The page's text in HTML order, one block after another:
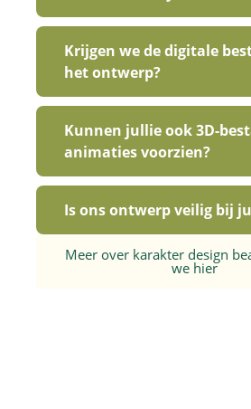
Krijgen we de digitale
het ontwerp?
Kunnen jullie ook 3D-
animaties voorzien?
Is ons ontwerp veilig bij
Meer over karakter design
we hier